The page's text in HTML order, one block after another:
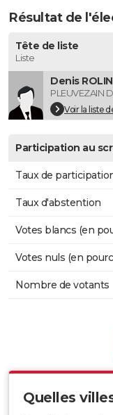
Résultat de
Tête de liste
Liste
Denis
PLEUVEZAIN
Voir la liste
Participation au
Taux de
Taux d'abstention
Votes blancs (en
Votes nuls (en
Nombre de votants
Quelles